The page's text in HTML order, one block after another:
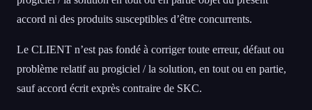
accord ni des produits susceptibles d’être concurrents.
Le CLIENT n’est pas fondé à corriger toute erreur, défaut ou
problème relatif au progiciel / la solution, en tout ou en partie,
sauf accord écrit exprès contraire de SKC.